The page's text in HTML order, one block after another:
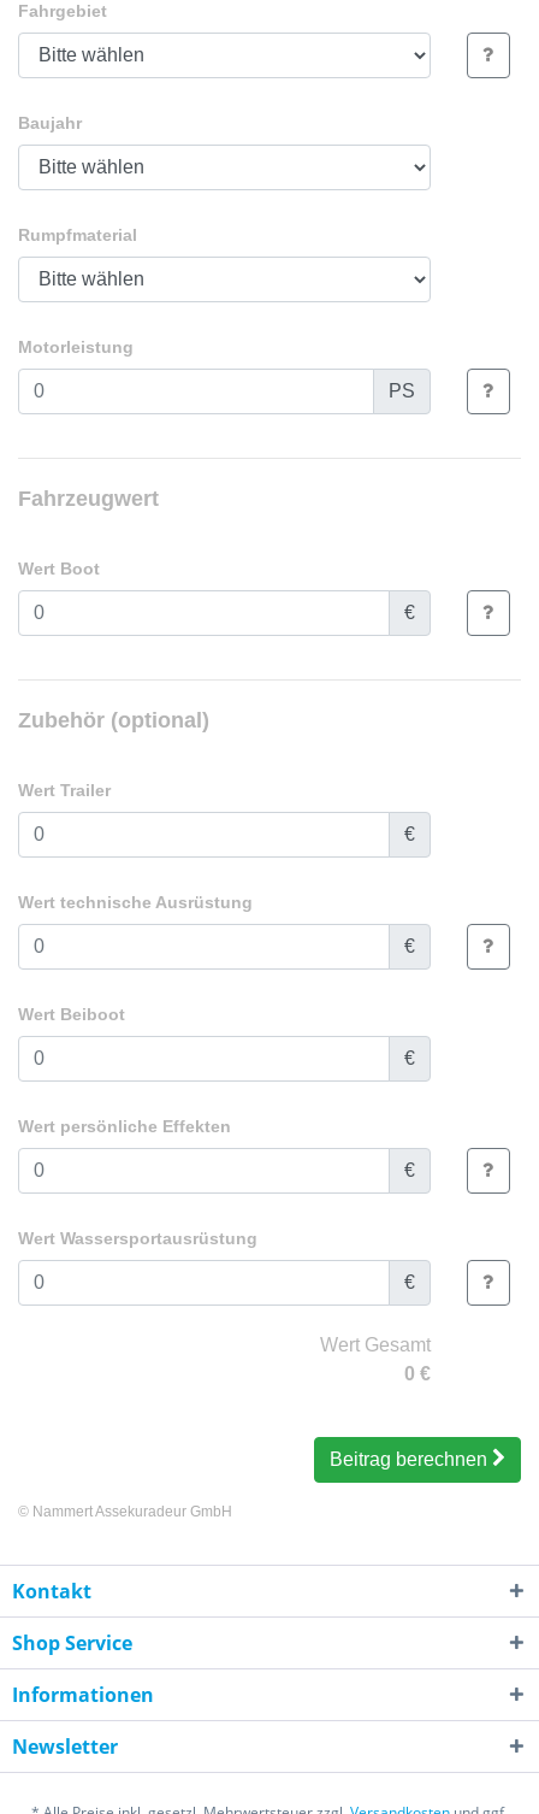
Fahrgebiet
Baujahr
Rumpfmaterial
Motorleistung
PS
Fahrzeugwert
Wert Boot
€
Zubehör (optional)
Wert Trailer
€
Wert technische Ausrüstung
€
Wert Beiboot
€
Wert persönliche Effekten
€
Wert Wassersportausrüstung
€
Wert Gesamt
0 €
Beitrag berechnen
© Nammert Assekuradeur GmbH
Kontakt
Shop Service
Informationen
Newsletter